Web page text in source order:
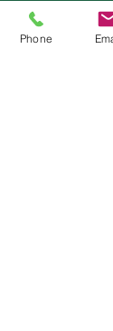
Individuele
Phone